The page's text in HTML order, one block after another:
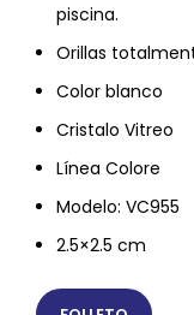
piscina.
Orillas
Color blanco
Cristalo Vitreo
Línea Colore
Modelo: VC955
2.5×2.5 cm